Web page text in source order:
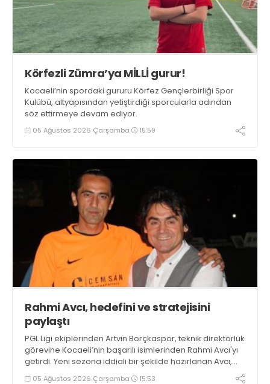
Körfezli Zümra’ya MİLLİ gurur!
Kocaeli’nin spordaki gururu Körfez Gençlerbirliği Spor
Kulübü, altyapısından yetiştirdiği sporcularla adından
söz ettirmeye devam ediyor.
05 Ağustos 2026 Çarşamba 15:59
Rahmi Avcı, hedefini ve stratejisini
paylaştı
PGL Ligi ekiplerinden Artvin Borçkaspor, teknik direktörlük
görevine Kocaeli’nin başarılı isimlerinden Rahmi Avcı'yı
getirdi. Yeni sezona iddialı bir şekilde hazırlanan Avcı,
duygularını aktardı.
05 Ağustos 2026 Çarşamba 15:53